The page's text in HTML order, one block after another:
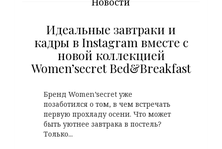
Идеальные завтраки и
кадры в Instagram вместе с
новой коллекцией
Women’secret Bed&Breakfast
Бренд Women’secret уже
позаботился о том, в чем встречать
первую прохладу осени. Что может
быть уютнее завтрака в постель?
Только...